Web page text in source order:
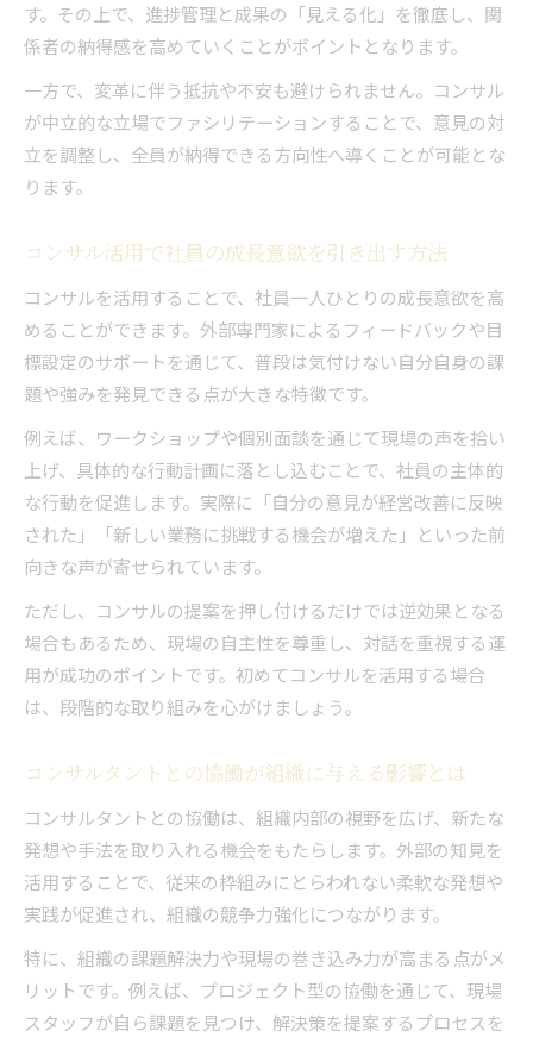
す。その上で、進捗管理と成果の「見える化」を徹底し、関
係者の納得感を高めていくことがポイントとなります。
一方で、変革に伴う抵抗や不安も避けられません。コンサル
が中立的な立場でファシリテーションすることで、意見の対
立を調整し、全員が納得できる方向性へ導くことが可能とな
ります。
コンサル活用で社員の成長意欲を引き出す方法
コンサルを活用することで、社員一人ひとりの成長意欲を高
めることができます。外部専門家によるフィードバックや目
標設定のサポートを通じて、普段は気付けない自分自身の課
題や強みを発見できる点が大きな特徴です。
例えば、ワークショップや個別面談を通じて現場の声を拾い
上げ、具体的な行動計画に落とし込むことで、社員の主体的
な行動を促進します。実際に「自分の意見が経営改善に反映
された」「新しい業務に挑戦する機会が増えた」といった前
向きな声が寄せられています。
ただし、コンサルの提案を押し付けるだけでは逆効果となる
場合もあるため、現場の自主性を尊重し、対話を重視する運
用が成功のポイントです。初めてコンサルを活用する場合
は、段階的な取り組みを心がけましょう。
コンサルタントとの協働が組織に与える影響とは
コンサルタントとの協働は、組織内部の視野を広げ、新たな
発想や手法を取り入れる機会をもたらします。外部の知見を
活用することで、従来の枠組みにとらわれない柔軟な発想や
実践が促進され、組織の競争力強化につながります。
特に、組織の課題解決力や現場の巻き込み力が高まる点がメ
リットです。例えば、プロジェクト型の協働を通じて、現場
スタッフが自ら課題を見つけ、解決策を提案するプロセスを